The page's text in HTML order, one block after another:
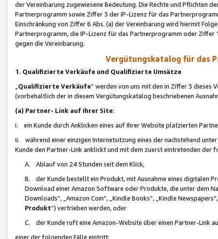
der Vereinbarung zugewiesene Bedeutung. Die Rechte und Pflichten
Partnerprogramm sowie Ziffer 3 der IP-Lizenz für das
Einschränkung von Ziffer 6 Abs. (a) der Vereinbarung wird hiermit
Partnerprogramm, die IP-Lizenz für das Partnerprogramm oder
gegen die Vereinbarung.
Vergütungskatalog für das
1. Qualifizierte Verkäufe und Qualifizierte Umsätze
Qualifizierte Verkäufe“ werden von uns mit den in Ziffer 3
(vorbehaltlich der in diesem Vergütungskatalog beschriebenen
(a) Partner- Link auf Ihrer Site:
i. ein Kunde durch Anklicken eines auf Ihrer Website platzierten
ii. während einer einzigen Internetsitzung eines der nachstehend
Kunde den Partner-Link anklickt und mit dem zuerst eintretenden der
A. Ablauf von 24 Stunden seit dem Klick,
B. der Kunde bestellt ein Produkt, mit Ausnahme eines digitalen
Download einer Amazon Software oder Produkte, die unter dem
Downloads“, „Amazon Coin“, „Kindle Books“, „Kindle
Produkt“) vertrieben werden, oder
C. der Kunde ruft eine Amazon-Website über einen Partner-Link
einer der folgenden Fälle eintritt: